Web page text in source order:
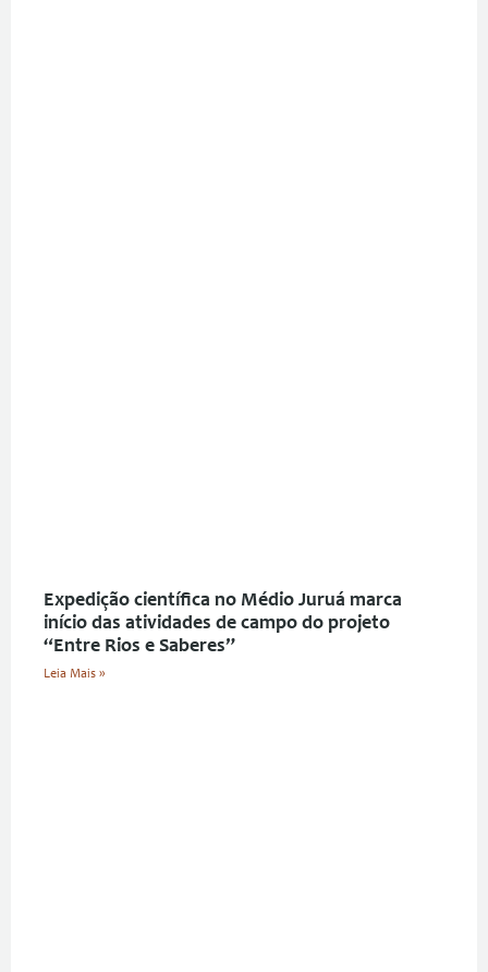
Expedição científica no Médio Juruá marca
início das atividades de campo do projeto
“Entre Rios e Saberes”
Leia Mais »